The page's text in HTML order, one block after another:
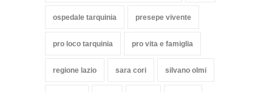
ospedale tarquinia presepe vivente
pro loco tarquinia pro vita e famiglia
regione lazio sara cori silvano olmi